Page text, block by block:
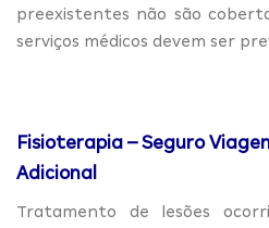
preexistentes não são
serviços médicos devem ser
Fisioterapia – Seguro
Adicional
Tratamento de lesões